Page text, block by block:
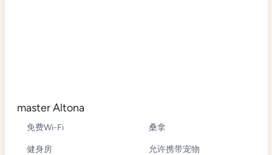
master Altona
免费Wi-Fi 桑拿
健身房 允许携带宠物